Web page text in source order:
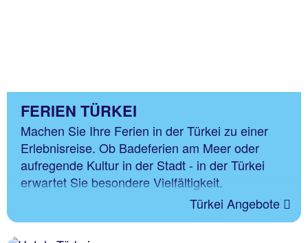
FERIEN TÜRKEI
Machen Sie Ihre Ferien in der Türkei zu einer
Erlebnisreise. Ob Badeferien am Meer oder
aufregende Kultur in der Stadt - in der Türkei
erwartet Sie besondere Vielfältigkeit.
Türkei Angebote